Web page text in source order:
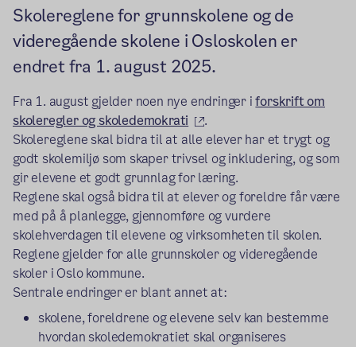
Skolereglene for grunnskolene og de
videregående skolene i Osloskolen er
endret fra 1. august 2025.
Fra 1. august gjelder noen nye endringer iforskrift om
skoleregler og skoledemokrati
(ekstern lenke)
.
Skolereglene skal bidra til at alle elever har et trygt og
godt skolemiljø som skaper trivsel og inkludering, og som
gir elevene et godt grunnlag for læring.
Reglene skal også bidra til at elever og foreldre får være
med på å planlegge, gjennomføre og vurdere
skolehverdagen til elevene og virksomheten til skolen.
Reglene gjelder for alle grunnskoler og videregående
skoler i Oslo kommune.
Sentrale endringer er blant annet at:
skolene, foreldrene og elevene selv kan bestemme
hvordan skoledemokratiet skal organiseres